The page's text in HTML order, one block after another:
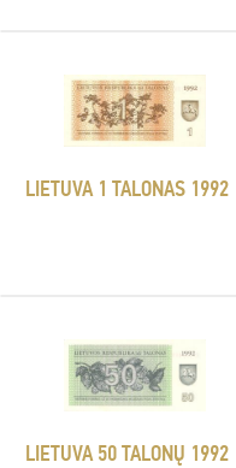
LIETUVA 1 TALONAS 1992
LIETUVA 50 TALONŲ 1992